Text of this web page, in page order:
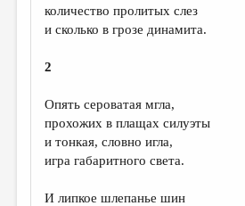
КОНКУРСЫ
КНИЖНАЯ ПОЛКА
ОБЗОР ЛИТЕРАТУРЫ
СТРАНИЦЫ ПАМЯТИ
ОБЪЯВЛЕНИЯ
количество пролитых слез
и сколько в грозе динамита.
2
Опять сероватая мгла,
прохожих в плащах силуэты
и тонкая, словно игла,
игра габаритного света.
И липкое шлепанье шин